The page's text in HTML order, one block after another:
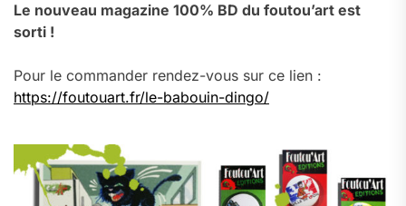
Le nouveau magazine 100% BD du foutou’art est
sorti !
Pour le commander rendez-vous sur ce lien :
https://foutouart.fr/le-babouin-dingo/